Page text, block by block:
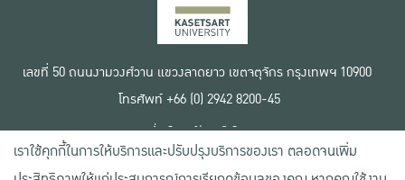
เลขที่ 50 ถนนงามวงศ์วาน แขวงลาดยาว เขตจตุจักร กรุงเทพฯ 10900
โทรศัพท์ +66 (0) 2942 8200-45
เงื่อนไขการใช้งานเว็บไซต์
ข้อตกลงด้านสิทธิ์ใช้งาน
นโยบายความเป็นส่วนตัว
เราใช้คุกกี้ในการให้บริการและปรับปรุงบริการของเรา ตลอดจนเพิ่ม